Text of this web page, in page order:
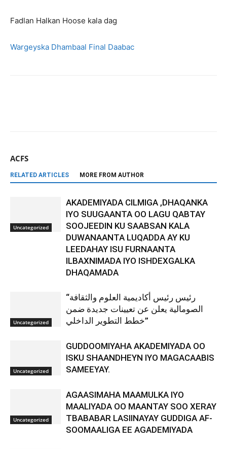
Fadlan Halkan Hoose kala dag
Wargeyska Dhambaal Final Daabac
ACFS
RELATED ARTICLES MORE FROM AUTHOR
Uncategorized
AKADEMIYADA CILMIGA ,DHAQANKA
IYO SUUGAANTA OO LAGU QABTAY
SOOJEEDIN KU SAABSAN KALA
DUWANAANTA LUQADDA AY KU
LEEDAHAY ISU FURNAANTA
ILBAXNIMADA IYO ISHDEXGALKA
DHAQAMADA
Uncategorized
“رئيس رئيس أكاديمية العلوم والثقافة
الصومالية يعلن عن تعيينات جديدة ضمن
خطط التطوير الداخلي”
Uncategorized
GUDDOOMIYAHA AKADEMIYADA OO
ISKU SHAANDHEYN IYO MAGACAABIS
SAMEEYAY.
Uncategorized
AGAASIMAHA MAAMULKA IYO
MAALIYADA OO MAANTAY SOO XERAY
TBABABAR LASIINAYAY GUDDIGA AF-
SOOMAALIGA EE AGADEMIYADA